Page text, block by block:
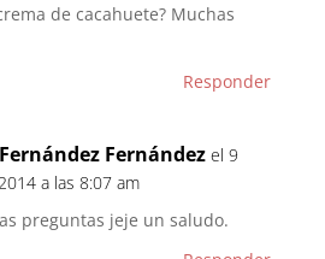
de cacahuete? Muchas
Responder
Fernández el 9
a las 8:07 am
preguntas jeje un saludo.